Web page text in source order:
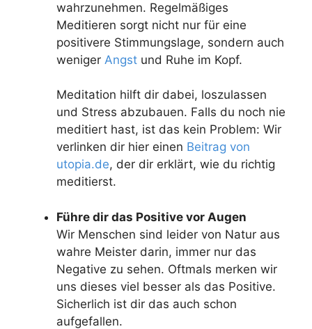
wahrzunehmen. Regelmäßiges
Meditieren sorgt nicht nur für eine
positivere Stimmungslage, sondern auch
weniger Angst und Ruhe im Kopf.
Meditation hilft dir dabei, loszulassen
und Stress abzubauen. Falls du noch nie
meditiert hast, ist das kein Problem: Wir
verlinken dir hier einen Beitrag von
utopia.de, der dir erklärt, wie du richtig
meditierst.
Führe dir das Positive vor Augen
Wir Menschen sind leider von Natur aus
wahre Meister darin, immer nur das
Negative zu sehen. Oftmals merken wir
uns dieses viel besser als das Positive.
Sicherlich ist dir das auch schon
aufgefallen.